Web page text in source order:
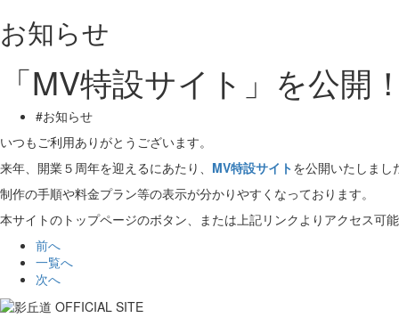
お知らせ
「MV特設サイト」を公開
#お知らせ
いつもご利用ありがとうございます。
来年、開業５周年を迎えるにあたり、 MV特設サイトを公開いたしまし
制作の手順や料金プラン等の表示が分かりやすくなっております。
本サイトのトップページのボタン、または上記リンクよりアクセス可
前へ
一覧へ
次へ